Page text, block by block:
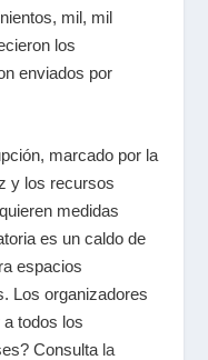
mil, mil
los
enviados por
marcado por la
y los recursos
medidas
es un caldo de
espacios
Los organizadores
todos los
Consulta la